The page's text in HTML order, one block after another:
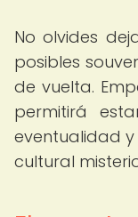
No olvides
posibles
de vuelta.
permitirá
eventualidad
cultural